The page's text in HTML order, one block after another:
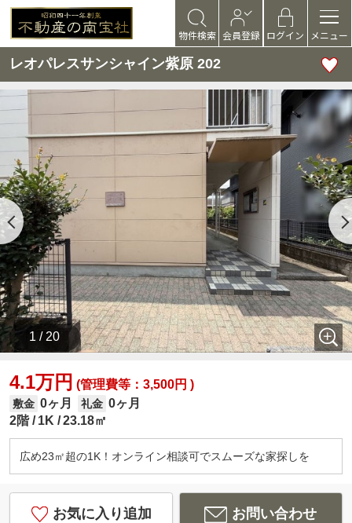
物件検索 会員登録 ログイン メニュー
レオパレスサンシャイン紫原 202
1 / 20
4.1万円 (管理費等：3,500円 )
敷金 0ヶ月 礼金 0ヶ月
2階
1K 23.18㎡
広め23㎡超の1K！オンライン相談可でスムーズな家探しを
お気に入り追加 お問い合わせ